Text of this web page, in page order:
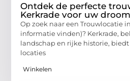
Ontdek de perfecte
Kerkrade voor uw
Op zoek naar een Trouwlocatie
informatie vinden)? Kerkrade,
landschap en rijke historie,
locaties
Winkelen